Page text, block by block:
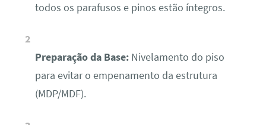
todos os parafusos e pinos estão íntegros.
Preparação da Base:Nivelamento do piso
para evitar o empenamento da estrutura
(MDP/MDF).